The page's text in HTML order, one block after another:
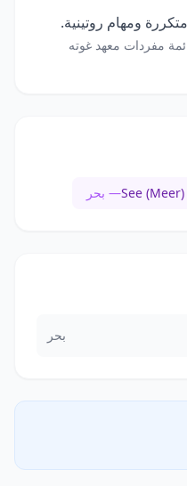
ومهام روتينية.
مفردات معهد غوته
See (Meer)— بحر
بحر